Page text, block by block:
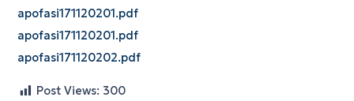
apofasi171120201.pdf
apofasi171120201.pdf
apofasi171120202.pdf
Post Views: 300